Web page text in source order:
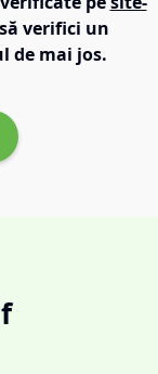
verifici un
de mai jos.